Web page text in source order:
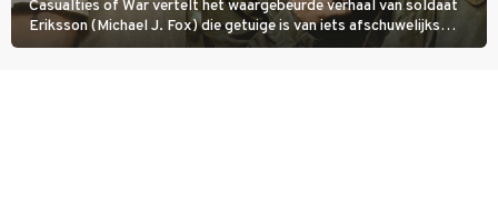
Casualties of War vertelt het waargebeurde verhaal van soldaat
Eriksson (Michael J. Fox) die getuige is van iets afschuwelijks
tijdens de Vietnamoorlog. Hij besluit uit de school te klappen.